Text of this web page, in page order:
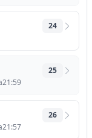
24
25
26